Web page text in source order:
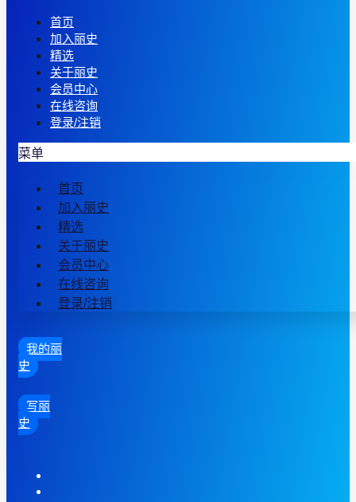
首页
加入丽史
精选
关于丽史
会员中心
在线咨询
登录/注销
菜单
首页
加入丽史
精选
关于丽史
会员中心
在线咨询
登录/注销
我的丽
史
写丽
史